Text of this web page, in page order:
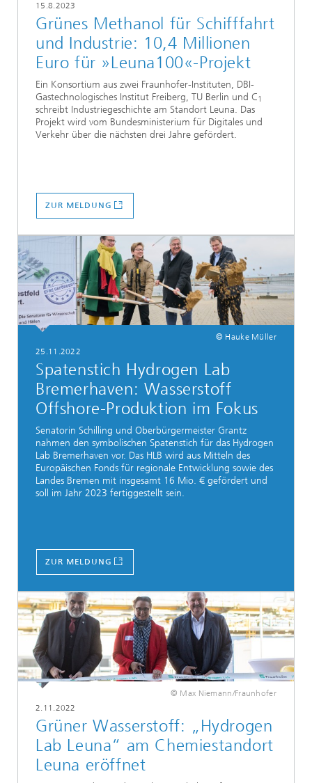
15.8.2023
Grünes Methanol für Schifffahrt
und Industrie: 10,4 Millionen
Euro für »Leuna100«-Projekt
Ein Konsortium aus zwei Fraunhofer-Instituten, DBI-
Gastechnologisches Institut Freiberg, TU Berlin und C1
schreibt Industriegeschichte am Standort Leuna. Das
Projekt wird vom Bundesministerium für Digitales und
Verkehr über die nächsten drei Jahre gefördert.
ZUR MELDUNG
© Hauke Müller
25.11.2022
Spatenstich Hydrogen Lab
Bremerhaven: Wasserstoff
Offshore-Produktion im Fokus
Senatorin Schilling und Oberbürgermeister Grantz
nahmen den symbolischen Spatenstich für das Hydrogen
Lab Bremerhaven vor. Das HLB wird aus Mitteln des
Europäischen Fonds für regionale Entwicklung sowie des
Landes Bremen mit insgesamt 16 Mio. € gefördert und
soll im Jahr 2023 fertiggestellt sein.
ZUR MELDUNG
© Max Niemann/Fraunhofer
2.11.2022
Grüner Wasserstoff: „Hydrogen
Lab Leuna“ am Chemiestandort
Leuna eröffnet